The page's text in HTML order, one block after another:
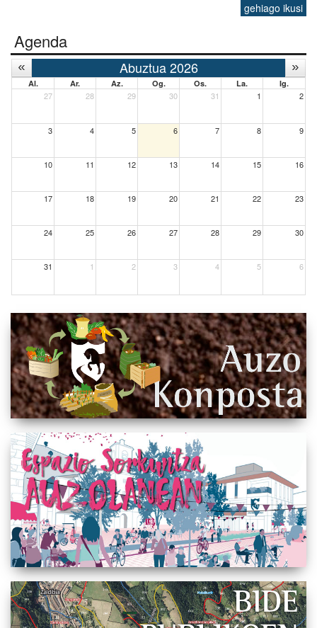
gehiago ikusi
Agenda
Abuztua 2026
Al. Ar. Az. Og. Os. La. Ig.
27 28 29 30 31 1 2
3 4 5 6 7 8 9
10 11 12 13 14 15 16
17 18 19 20 21 22 23
24 25 26 27 28 29 30
31 1 2 3 4 5 6